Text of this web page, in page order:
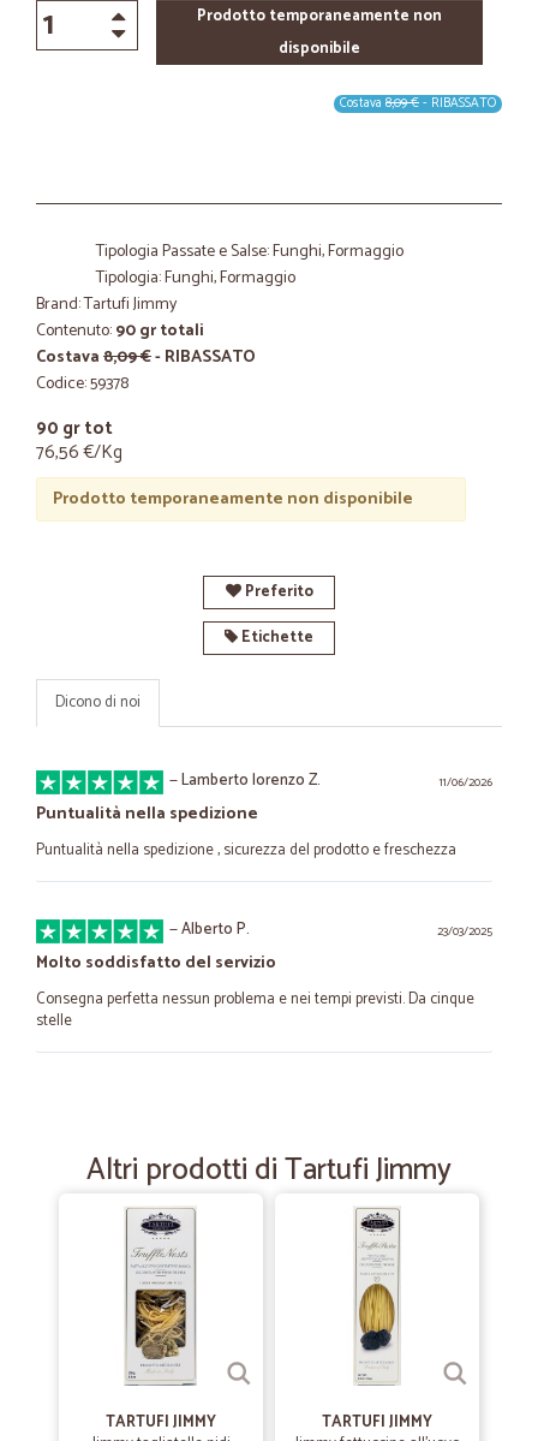
Prodotto temporaneamente non
disponibile
Costava 8,09 €- RIBASSATO
Tipologia Passate e Salse: Funghi, Formaggio
Tipologia: Funghi, Formaggio
Brand: Tartufi Jimmy
Contenuto:90 gr totali
Costava8,09 €- RIBASSATO
Codice: 59378
90 gr tot
76,56 €/Kg
Prodotto temporaneamente non disponibile
Preferito
Etichette
Dicono di noi
11/06/2026
—Lamberto lorenzo Z.
Puntualità nella spedizione
Puntualità nella spedizione , sicurezza del prodotto e freschezza
23/03/2025
—Alberto P.
Molto soddisfatto del servizio
Consegna perfetta nessun problema e nei tempi previsti. Da cinque
stelle
ottimo sito consigliato
—Laura G.
Ottimo servizio
Ottimo servizio, rapido ed efficiente
professionali e puntuali...veramente il…
Altri prodotti di Tartufi Jimmy
TARTUFI JIMMY
TARTUFI JIMMY